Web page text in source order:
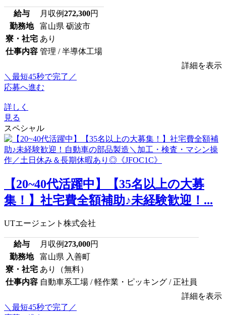
給与 月収例272,300円
勤務地
富山県 砺波市
寮・社宅 あり
仕事内容 管理 / 半導体工場
詳細を表示
＼最短45秒で完了／
応募へ進む
詳しく
見る
スペシャル
【20~40代活躍中】【35名以上の大募
集！】社宅費全額補助♪未経験歓迎！...
UTエージェント株式会社
給与 月収例273,000円
勤務地
富山県 入善町
寮・社宅 あり（無料）
仕事内容 自動車系工場 / 軽作業・ピッキング / 正社員
詳細を表示
＼最短45秒で完了／